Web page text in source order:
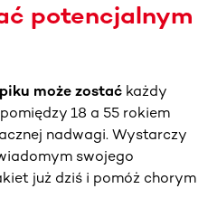
potencjalnym
może zostać każdy
18 a 55 rokiem
nadwagi. Wystarczy
swojego
już dziś i pomóż chorym